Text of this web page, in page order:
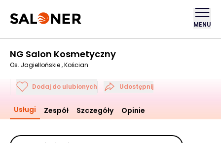
MENU
NG Salon Kosmetyczny
Os. Jagiellońskie , Kościan
Dodaj do ulubionych Udostępnij
Usługi Zespół Szczegóły Opinie